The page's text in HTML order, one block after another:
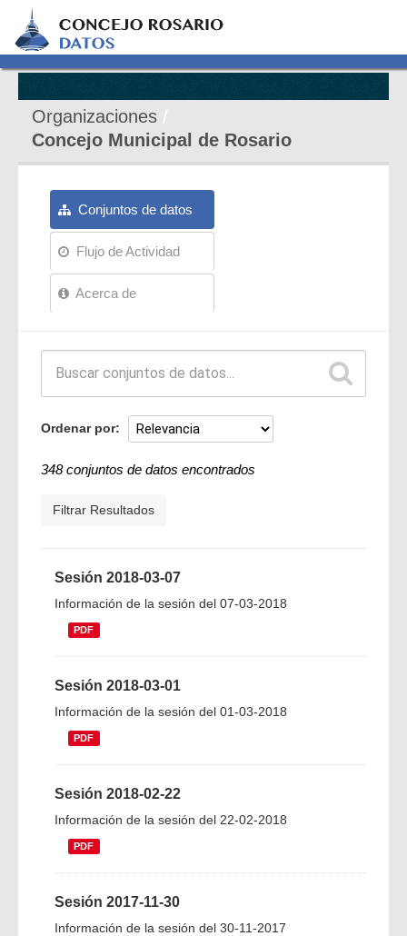
Organizaciones
Concejo Municipal de Rosario
Conjuntos de datos
Flujo de Actividad
Acerca de
Ordenar por
348 conjuntos de datos encontrados
Filtrar Resultados
Sesión 2018-03-07
Información de la sesión del 07-03-2018
PDF
Sesión 2018-03-01
Información de la sesión del 01-03-2018
PDF
Sesión 2018-02-22
Información de la sesión del 22-02-2018
PDF
Sesión 2017-11-30
Información de la sesión del 30-11-2017